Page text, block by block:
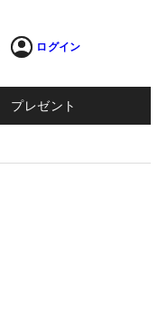
ログイン
プレゼント